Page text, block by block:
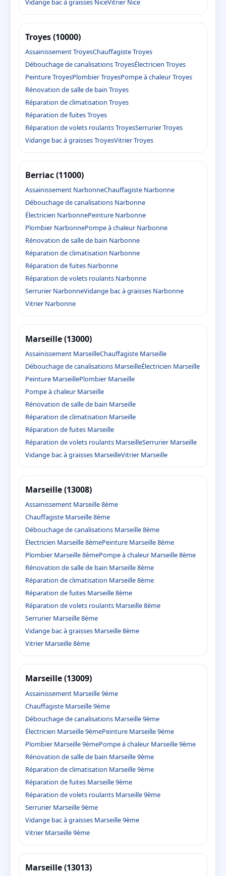
Vidange bac à graisses NiceVitrier Nice
Troyes (10000)
Assainissement TroyesChauffagiste Troyes
Débouchage de canalisations TroyesÉlectricien Troyes
Peinture TroyesPlombier TroyesPompe à chaleur Troyes
Rénovation de salle de bain Troyes
Réparation de climatisation Troyes
Réparation de fuites Troyes
Réparation de volets roulants TroyesSerrurier Troyes
Vidange bac à graisses TroyesVitrier Troyes
Berriac (11000)
Assainissement NarbonneChauffagiste Narbonne
Débouchage de canalisations Narbonne
Électricien NarbonnePeinture Narbonne
Plombier NarbonnePompe à chaleur Narbonne
Rénovation de salle de bain Narbonne
Réparation de climatisation Narbonne
Réparation de fuites Narbonne
Réparation de volets roulants Narbonne
Serrurier NarbonneVidange bac à graisses Narbonne
Vitrier Narbonne
Marseille (13000)
Assainissement MarseilleChauffagiste Marseille
Débouchage de canalisations MarseilleÉlectricien Marseille
Peinture MarseillePlombier Marseille
Pompe à chaleur Marseille
Rénovation de salle de bain Marseille
Réparation de climatisation Marseille
Réparation de fuites Marseille
Réparation de volets roulants MarseilleSerrurier Marseille
Vidange bac à graisses MarseilleVitrier Marseille
Marseille (13008)
Assainissement Marseille 8ème
Chauffagiste Marseille 8ème
Débouchage de canalisations Marseille 8ème
Électricien Marseille 8èmePeinture Marseille 8ème
Plombier Marseille 8èmePompe à chaleur Marseille 8ème
Rénovation de salle de bain Marseille 8ème
Réparation de climatisation Marseille 8ème
Réparation de fuites Marseille 8ème
Réparation de volets roulants Marseille 8ème
Serrurier Marseille 8ème
Vidange bac à graisses Marseille 8ème
Vitrier Marseille 8ème
Marseille (13009)
Assainissement Marseille 9ème
Chauffagiste Marseille 9ème
Débouchage de canalisations Marseille 9ème
Électricien Marseille 9èmePeinture Marseille 9ème
Plombier Marseille 9èmePompe à chaleur Marseille 9ème
Rénovation de salle de bain Marseille 9ème
Réparation de climatisation Marseille 9ème
Réparation de fuites Marseille 9ème
Réparation de volets roulants Marseille 9ème
Serrurier Marseille 9ème
Vidange bac à graisses Marseille 9ème
Vitrier Marseille 9ème
Marseille (13013)